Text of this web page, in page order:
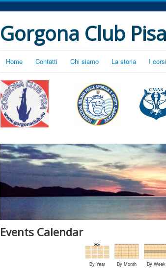
Gorgona Club
Home Contatti Chi siamo La storia I corsi
Events Calendar
By Year By Month By Week